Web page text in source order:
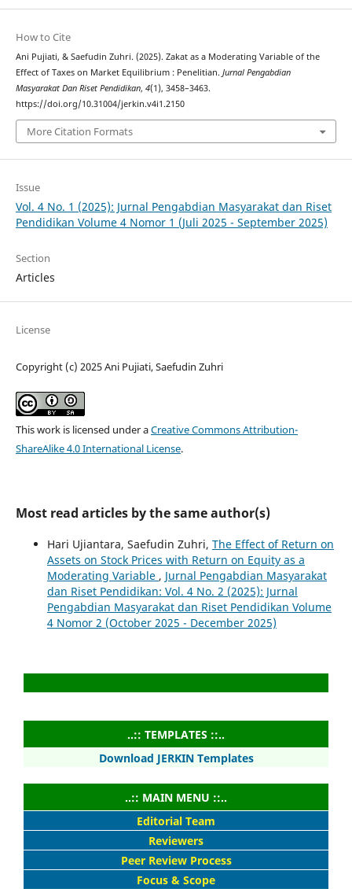
How to Cite
Ani Pujiati, & Saefudin Zuhri. (2025). Zakat as a Moderating Variable of the
Effect of Taxes on Market Equilibrium : Penelitian. Jurnal Pengabdian
Masyarakat Dan Riset Pendidikan, 4(1), 3458–3463.
https://doi.org/10.31004/jerkin.v4i1.2150
More Citation Formats
Issue
Vol. 4 No. 1 (2025): Jurnal Pengabdian Masyarakat dan Riset
Pendidikan Volume 4 Nomor 1 (Juli 2025 - September 2025)
Section
Articles
License
Copyright (c) 2025 Ani Pujiati, Saefudin Zuhri
This work is licensed under aCreative Commons Attribution-
ShareAlike 4.0 International License.
Most read articles by the same author(s)
Hari Ujiantara, Saefudin Zuhri, The Effect of Return on
Assets on Stock Prices with Return on Equity as a
Moderating Variable , Jurnal Pengabdian Masyarakat
dan Riset Pendidikan: Vol. 4 No. 2 (2025): Jurnal
Pengabdian Masyarakat dan Riset Pendidikan Volume
4 Nomor 2 (October 2025 - December 2025)
..:: TEMPLATES ::..
Download JERKIN Templates
..:: MAIN MENU ::..
Editorial Team
Reviewers
Peer Review Process
Focus & Scope